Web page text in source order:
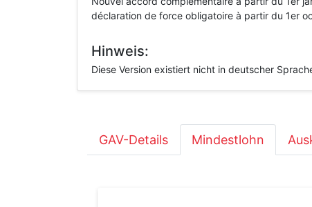
déclaration de force obligatoire à partir du 1er
Hinweis:
Diese Version existiert nicht in deutscher
GAV-Details Mindestlohn